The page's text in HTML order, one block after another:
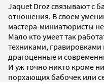
Jaquet Droz связывают с
отношения. В своем
мастера-миниатюристы
Мало кто умеет так
техниками,
драгоценные и
И уж точно никто кроме
порхающих бабочек или